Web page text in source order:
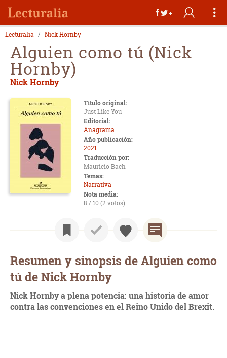
Lecturalia Nick Hornby
Alguien como tú (Nick
Hornby)
Nick Hornby
Título original:
Just Like You
Editorial:
Anagrama
Año publicación:
2021
Traducción por:
Mauricio Bach
Temas:
Narrativa
Nota media:
8 / 10 (2 votos)
Resumen y sinopsis de Alguien como
tú de Nick Hornby
Nick Hornby a plena potencia: una historia de amor
contra las convenciones en el Reino Unido del Brexit.